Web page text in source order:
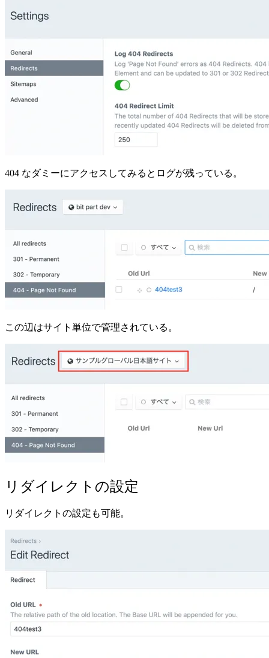
404 なダミーにアクセスしてみるとログが残っている。
この辺はサイト単位で管理されている。
リダイレクトの設定
リダイレクトの設定も可能。